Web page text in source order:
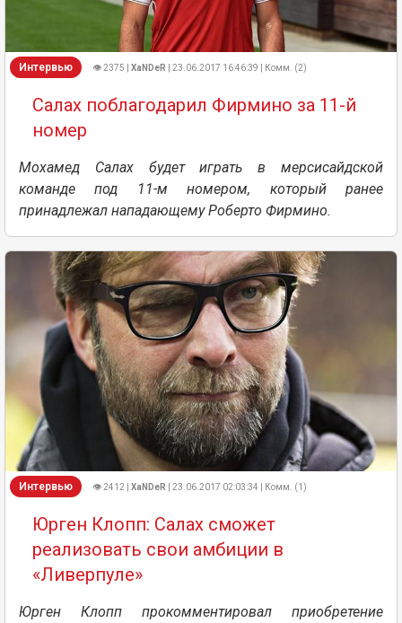
Интервью 👁 2375 | XaNDeR | 23.06.2017 16:46:39 | Комм. (2)
Салах поблагодарил Фирмино за 11-й
номер
Мохамед Салах будет играть в мерсисайдской
команде под 11-м номером, который ранее
принадлежал нападающему Роберто Фирмино.
Интервью 👁 2412 | XaNDeR | 23.06.2017 02:03:34 | Комм. (1)
Юрген Клопп: Салах сможет
реализовать свои амбиции в
«Ливерпуле»
Юрген Клопп прокомментировал приобретение